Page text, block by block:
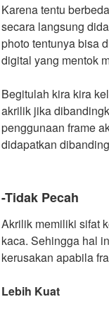
Karena tentu
secara langsung
photo tentunya bisa
digital yang mentok
Begitulah kira kira
akrilik jika
penggunaan frame
didapatkan
-Tidak Pecah
Akrilik memiliki sifat
kaca. Sehingga hal
kerusakan apabila
Lebih Kuat